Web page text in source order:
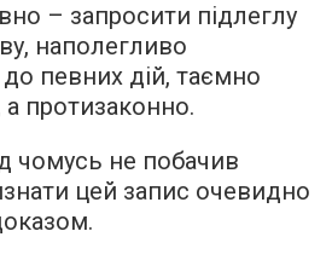
– запросити підлеглу
наполегливо
до певних дій, таємно
а протизаконно.
чомусь не побачив
цей запис очевидно